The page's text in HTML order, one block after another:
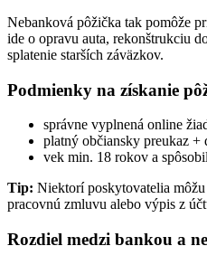
Nebanková pôžička tak pomôže
ide o opravu auta, rekonštrukciu
splatenie starších záväzkov.
Podmienky na získanie
správne vyplnená online
platný občiansky preukaz +
vek min. 18 rokov a
Tip: Niektorí poskytovatelia
pracovnú zmluvu alebo výpis z
Rozdiel medzi bankou a